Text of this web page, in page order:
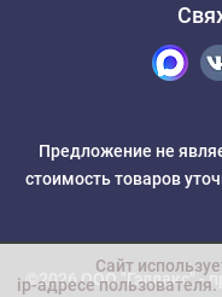
Предложение не
стоимость товаров
©2026 ООО "Гэллакс" -
Сайт
ip-адресе пользователя.